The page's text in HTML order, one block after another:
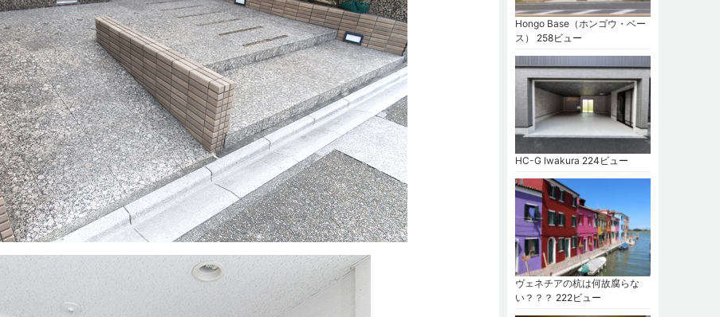
Hongo Base（ホンゴウ・ベー
ス）
258ビュー
HC-G Iwakura 224ビュー
ヴェネチアの杭は何故腐らな
い？？？ 222ビュー